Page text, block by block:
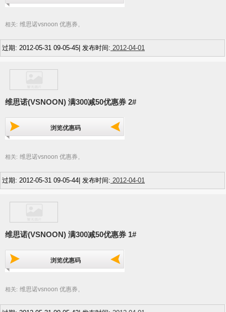
相关: 维思诺vsnoon 优惠券
过期: 2012-05-31 09-05-45| 发布时间: 2012-04-01
维思诺(VSNOON) 满300减50优惠券 2#
浏览优惠码
相关: 维思诺vsnoon 优惠券
过期: 2012-05-31 09-05-44| 发布时间: 2012-04-01
维思诺(VSNOON) 满300减50优惠券 1#
浏览优惠码
相关: 维思诺vsnoon 优惠券